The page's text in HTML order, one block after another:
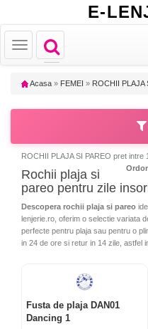
E-
Toggle
navigation
Toggle
navigation
Acasa » FEMEI » ROCHII PLAJA
ROCHII PLAJA SI PAREO pret intre
Rochii plaja si
pareo pentru zile
Descopera rochii plaja si pareo
lenjerie.ro, oferim o selectie variata
perfecte pentru plaja sau pentru o
in 24 de ore si retur in 14 zile, astfel
Fusta de plaja DAN01
Dancing 1